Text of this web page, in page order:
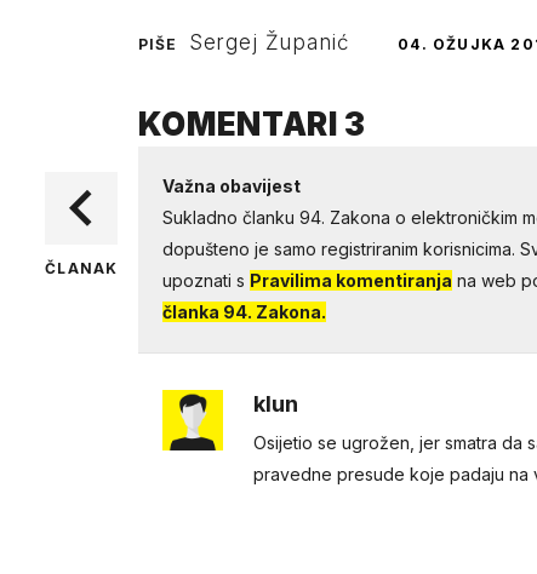
PIŠE Sergej Županić 04. OŽUJKA
ČLANAK
KOMENTARI 3
Važna obavijest
Sukladno članku 94. Zakona o elektroničkim
dopušteno je samo registriranim korisnicima.
upoznati s Pravilima komentiranja na web
članka 94. Zakona.
klun
Osijetio se ugrožen, jer smatra da
pravedne presude koje padaju na